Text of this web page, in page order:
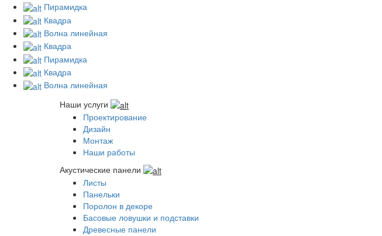
Пирамидка
Квадра
Волна линейная
Квадра
Пирамидка
Квадра
Волна линейная
Наши услуги
Проектирование
Дизайн
Монтаж
Наши работы
Акустические панели
Листы
Панельки
Поролон в декоре
Басовые ловушки и подставки
Древесные панели